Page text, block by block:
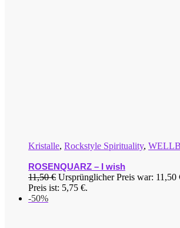
Kristalle, Rockstyle Spirituality,
ROSENQUARZ – I wish
11,50€ Ursprünglicher Preis war: 11,50
Preis ist: 5,75 €.
-50%